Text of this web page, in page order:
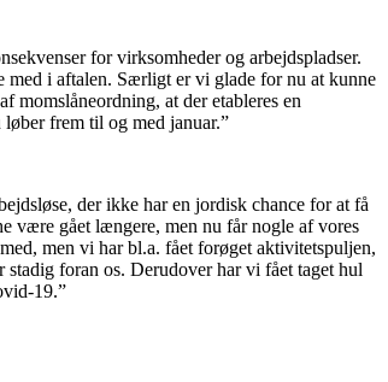
for virksomheder og arbejdspladser.
med i aftalen. Særligt er vi glade for nu at kunne
at der etableres en
frem til og med januar.”
der ikke har en jordisk chance for at få
være gået længere, men nu får nogle af vores
men vi har bl.a. fået forøget aktivitetspuljen,
foran os. Derudover har vi fået taget hul
19.”